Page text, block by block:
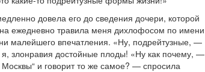
довела его до сведения дочери, которой
ежедневно травила меня дихлофосом по имени
малейшего впечатления. «Ну, подрейтузные, —
злонравия достойные плоды! «Ну как почему, —
и говорит то же самое? — спросила